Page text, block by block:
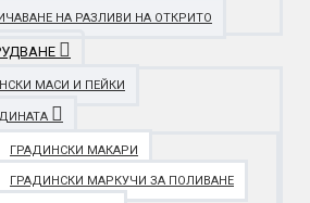
НА РАЗЛИВИ НА ОТКРИТО
МАСИ И ПЕЙКИ
ГРАДИНСКИ МАКАРИ
ГРАДИНСКИ МАРКУЧИ ЗА ПОЛИВАНЕ